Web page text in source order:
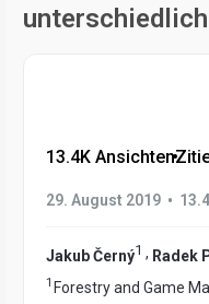
13.4K Ansichten•
29. August 2019 •
Jakub Černý1 , Radek
1 Forestry and Game